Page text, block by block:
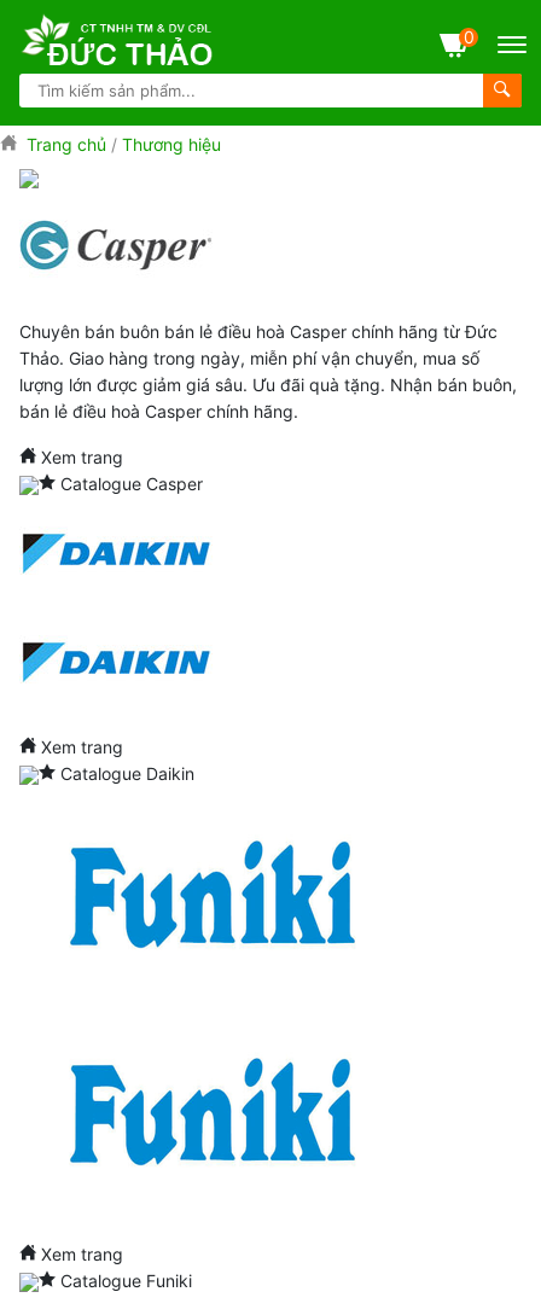
0
Trang chủ / Thương hiệu
Chuyên bán buôn bán lẻ điều hoà Casper chính hãng từ Đức
Thảo. Giao hàng trong ngày, miễn phí vận chuyển, mua số
lượng lớn được giảm giá sâu. Ưu đãi quà tặng. Nhận bán buôn,
bán lẻ điều hoà Casper chính hãng.
Xem trang
Catalogue Casper
Xem trang
Catalogue Daikin
Xem trang
Catalogue Funiki